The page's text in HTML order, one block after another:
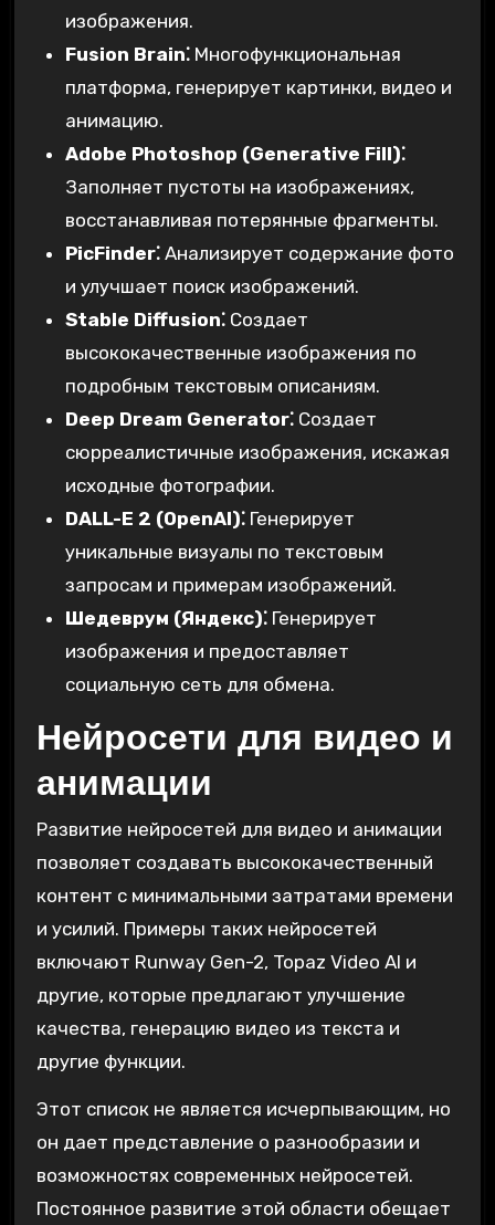
изображения.
Fusion Brain⁚Многофункциональная
платформа, генерирует картинки, видео и
анимацию.
Adobe Photoshop (Generative Fill)⁚
Заполняет пустоты на изображениях,
восстанавливая потерянные фрагменты.
PicFinder⁚Анализирует содержание фото
и улучшает поиск изображений.
Stable Diffusion⁚Создает
высококачественные изображения по
подробным текстовым описаниям.
Deep Dream Generator⁚Создает
сюрреалистичные изображения, искажая
исходные фотографии.
DALL-E 2 (OpenAI)⁚Генерирует
уникальные визуалы по текстовым
запросам и примерам изображений.
Шедеврум (Яндекс)⁚Генерирует
изображения и предоставляет
социальную сеть для обмена.
Нейросети для видео и
анимации
Развитие нейросетей для видео и анимации
позволяет создавать высококачественный
контент с минимальными затратами времени
и усилий. Примеры таких нейросетей
включают Runway Gen-2, Topaz Video AI и
другие, которые предлагают улучшение
качества, генерацию видео из текста и
другие функции.
Этот список не является исчерпывающим, но
он дает представление о разнообразии и
возможностях современных нейросетей.
Постоянное развитие этой области обещает